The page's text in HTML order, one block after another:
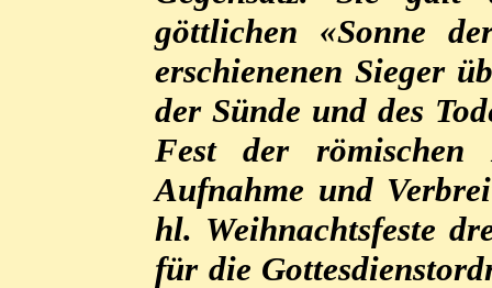
göttlichen «Sonne
erschienenen Sieger
der Sünde und des
Fest der römischen
Aufnahme und
hl. Weihnachtsfeste
für die